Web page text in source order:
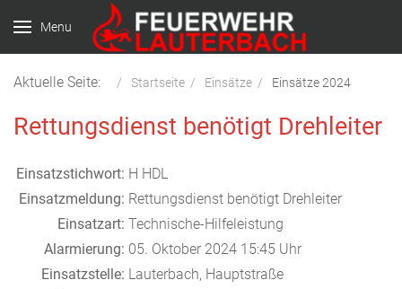
Menu
Aktuelle Seite: Startseite Einsätze Einsätze 2024
Rettungsdienst benötigt Drehleiter
Einsatzstichwort: H HDL
Einsatzmeldung: Rettungsdienst benötigt Drehleiter
Einsatzart: Technische-Hilfeleistung
Alarmierung: 05. Oktober 2024 15:45 Uhr
Einsatzstelle: Lauterbach, Hauptstraße